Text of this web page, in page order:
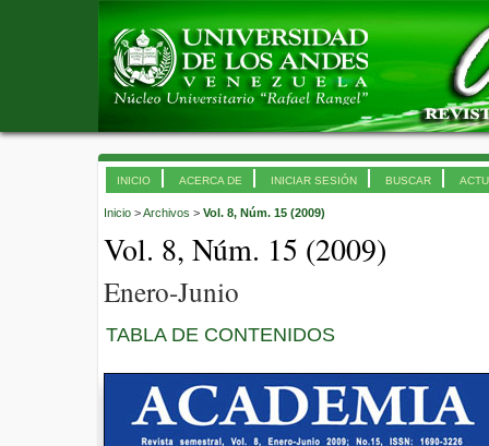
INICIO ACERCA DE INICIAR SESIÓN BUSCAR
Inicio >Archivos > Vol. 8, Núm. 15 (2009)
Vol. 8, Núm. 15 (2009)
Enero-Junio
TABLA DE CONTENIDOS